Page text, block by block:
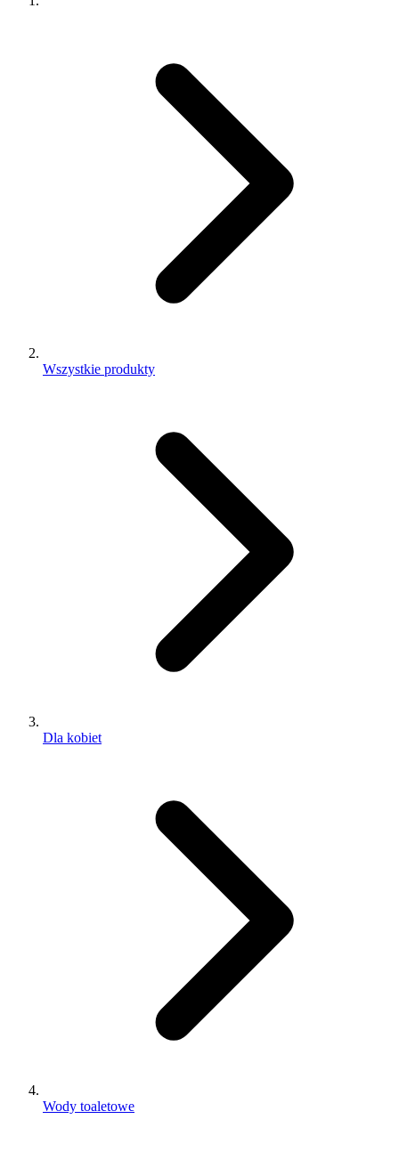
Wszystkie produkty
Dla kobiet
Wody toaletowe